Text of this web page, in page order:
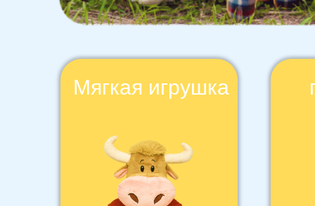
Мягкая игрушка